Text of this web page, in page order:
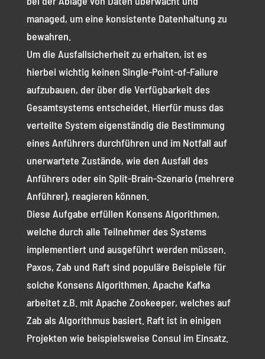
managed, um eine konsistente Datenhaltung zu
bewahren.
Um die Ausfallsicherheit zu erhalten, ist es
hierbei wichtig keinen Single-Point-of-Failure
aufzubauen, der über die Verfügbarkeit des
Gesamtsystems entscheidet. Hierfür muss das
verteilte System eigenständig die Bestimmung
eines Anführers durchführen und im Notfall auf
unerwartete Zustände, wie den Ausfall des
Anführers oder ein Split-Brain-Szenario (mehrere
Anführer), reagieren können.
Diese Aufgabe erfüllen Konsens Algorithmen,
welche durch alle Teilnehmer des Systems
implementiert und ausgeführt werden müssen.
Paxos, Zab und Raft sind populäre Beispiele für
solche Konsens Algorithmen. Apache Kafka
arbeitet z.B. mit Apache Zookeeper, welches auf
Zab als Algorithmus basiert. Raft ist in einigen
Projekten wie beispielsweise Consul im Einsatz.